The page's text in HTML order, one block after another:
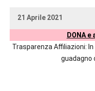
editoriali
maggiori
21 Aprile 2021
uctil_user
Nessun
DONA
Trasparenza Affiliazioni:
guadagno